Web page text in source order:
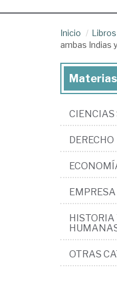
Inicio Libros
ambas Indias
Materias
CIENCIAS
DERECHO
EMPRESA
HISTORIA
OTRAS